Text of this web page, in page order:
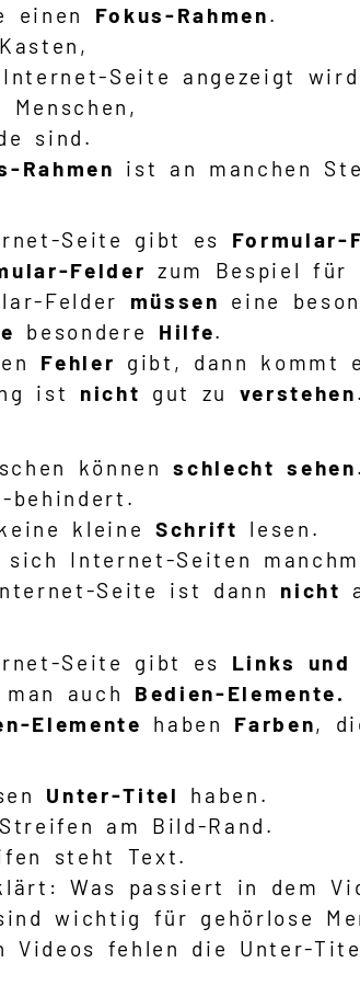
einen Fokus-Rahmen.
Seite angezeigt
sind.
Rahmen ist an manchen
Seite gibt es Formular-
Felder zum Bespiel
Felder müssen eine
besondere Hilfe.
Fehler gibt, dann kommt
ist nicht gut zu verstehen.
könnenschlecht sehen.
behindert.
kleine Schrift
lesen.
sich Internet-Seiten
Seite ist dann nicht
Seite gibt es Links und
auch Bedien-Elemente.
Elemente haben Farben,
Unter-Titel
haben.
am Bild-Rand.
steht Text.
Was passiert in dem
wichtig für gehörlose
Videos fehlen die Unter-